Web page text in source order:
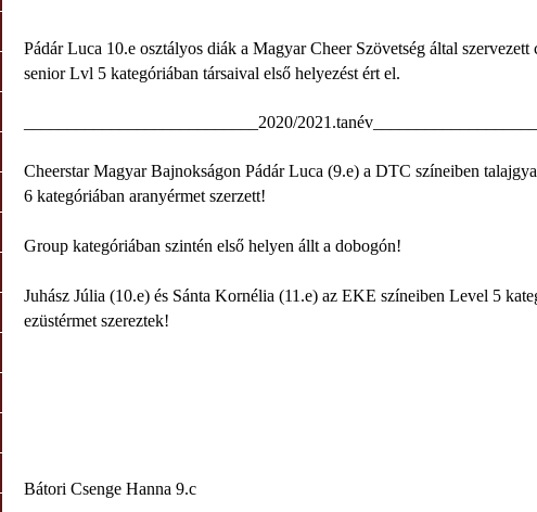
Pádár Luca 10.e osztályos diák a Magyar Cheer Szövetség által szervezett
senior Lvl 5 kategóriában társaival első helyezést ért el.
___________________________2020/
Cheerstar Magyar Bajnokságon Pádár Luca (9.e) a DTC színeiben
6 kategóriában aranyérmet szerzett!
Group kategóriában szintén első helyen állt a dobogón!
Juhász Júlia (10.e) és Sánta Kornélia (11.e) az EKE színeiben Level 5
ezüstérmet szereztek!
Bátori Csenge Hanna 9.c